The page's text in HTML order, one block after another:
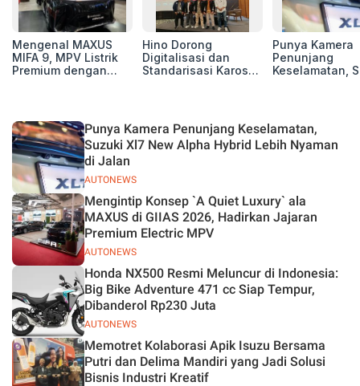
Mengenal MAXUS
MIFA 9, MPV Listrik
Premium dengan
Hino Dorong
Digitalisasi dan
Standarisasi Karoseri
Punya Kamera
Penunjang
Keselamatan,
AUTONEWS
Punya Kamera Penunjang Keselamatan,
Suzuki Xl7 New Alpha Hybrid Lebih Nyaman
di Jalan
AUTONEWS
Mengintip Konsep `A Quiet Luxury` ala
MAXUS di GIIAS 2026, Hadirkan Jajaran
Premium Electric MPV
AUTONEWS
Honda NX500 Resmi Meluncur di Indonesia:
Big Bike Adventure 471 cc Siap Tempur,
Dibanderol Rp230 Juta
Memotret Kolaborasi Apik Isuzu Bersama
Putri dan Delima Mandiri yang Jadi Solusi
Bisnis Industri Kreatif